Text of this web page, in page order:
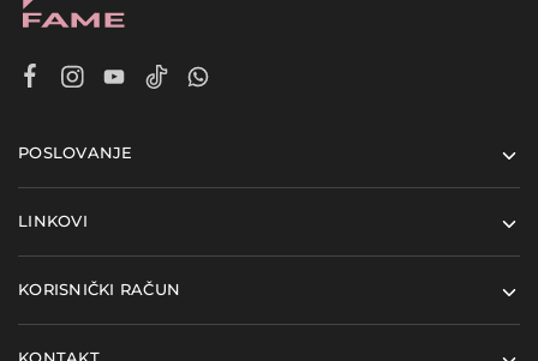
POSLOVANJE
LINKOVI
KORISNIČKI RAČUN